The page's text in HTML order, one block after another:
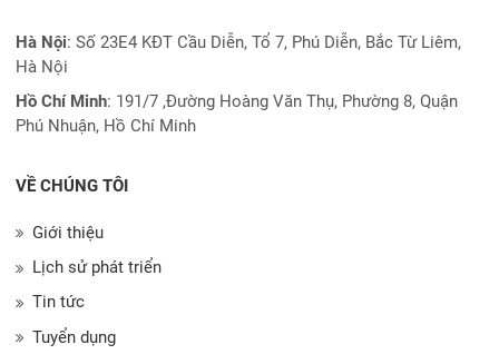
Hà Nội: Số 23E4 KĐT Cầu Diễn, Tổ 7, Phú Diễn, Bắc Từ Liêm,
Hà Nội
Hồ Chí Minh: 191/7 ,Đường Hoàng Văn Thụ, Phường 8, Quận
Phú Nhuận, Hồ Chí Minh
VỀ CHÚNG TÔI
Giới thiệu
Lịch sử phát triển
Tin tức
Tuyển dụng